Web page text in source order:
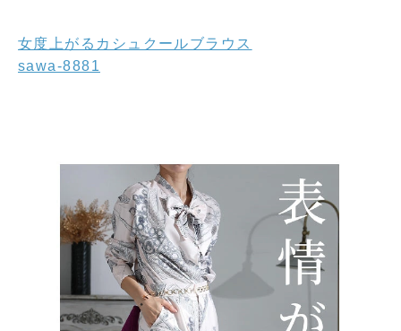
女度上がるカシュクールブラウス
sawa-8881